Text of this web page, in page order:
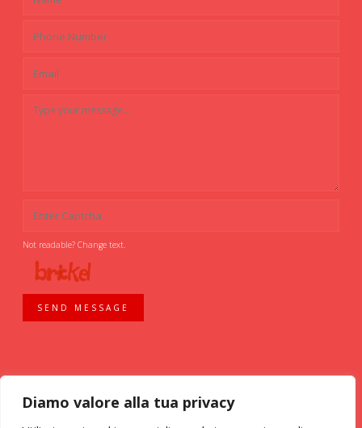
Diamo valore alla tua privacy
Not readable? Change text.
SEND MESSAGE